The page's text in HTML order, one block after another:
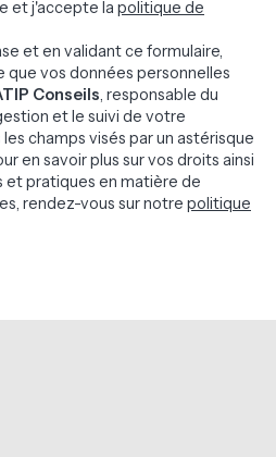
et j'accepte la politique de
et en validant ce formulaire,
que vos données personnelles
Conseils, responsable du
et le suivi de votre
champs visés par un astérisque
en savoir plus sur vos droits ainsi
pratiques en matière de
rendez-vous sur notre politique